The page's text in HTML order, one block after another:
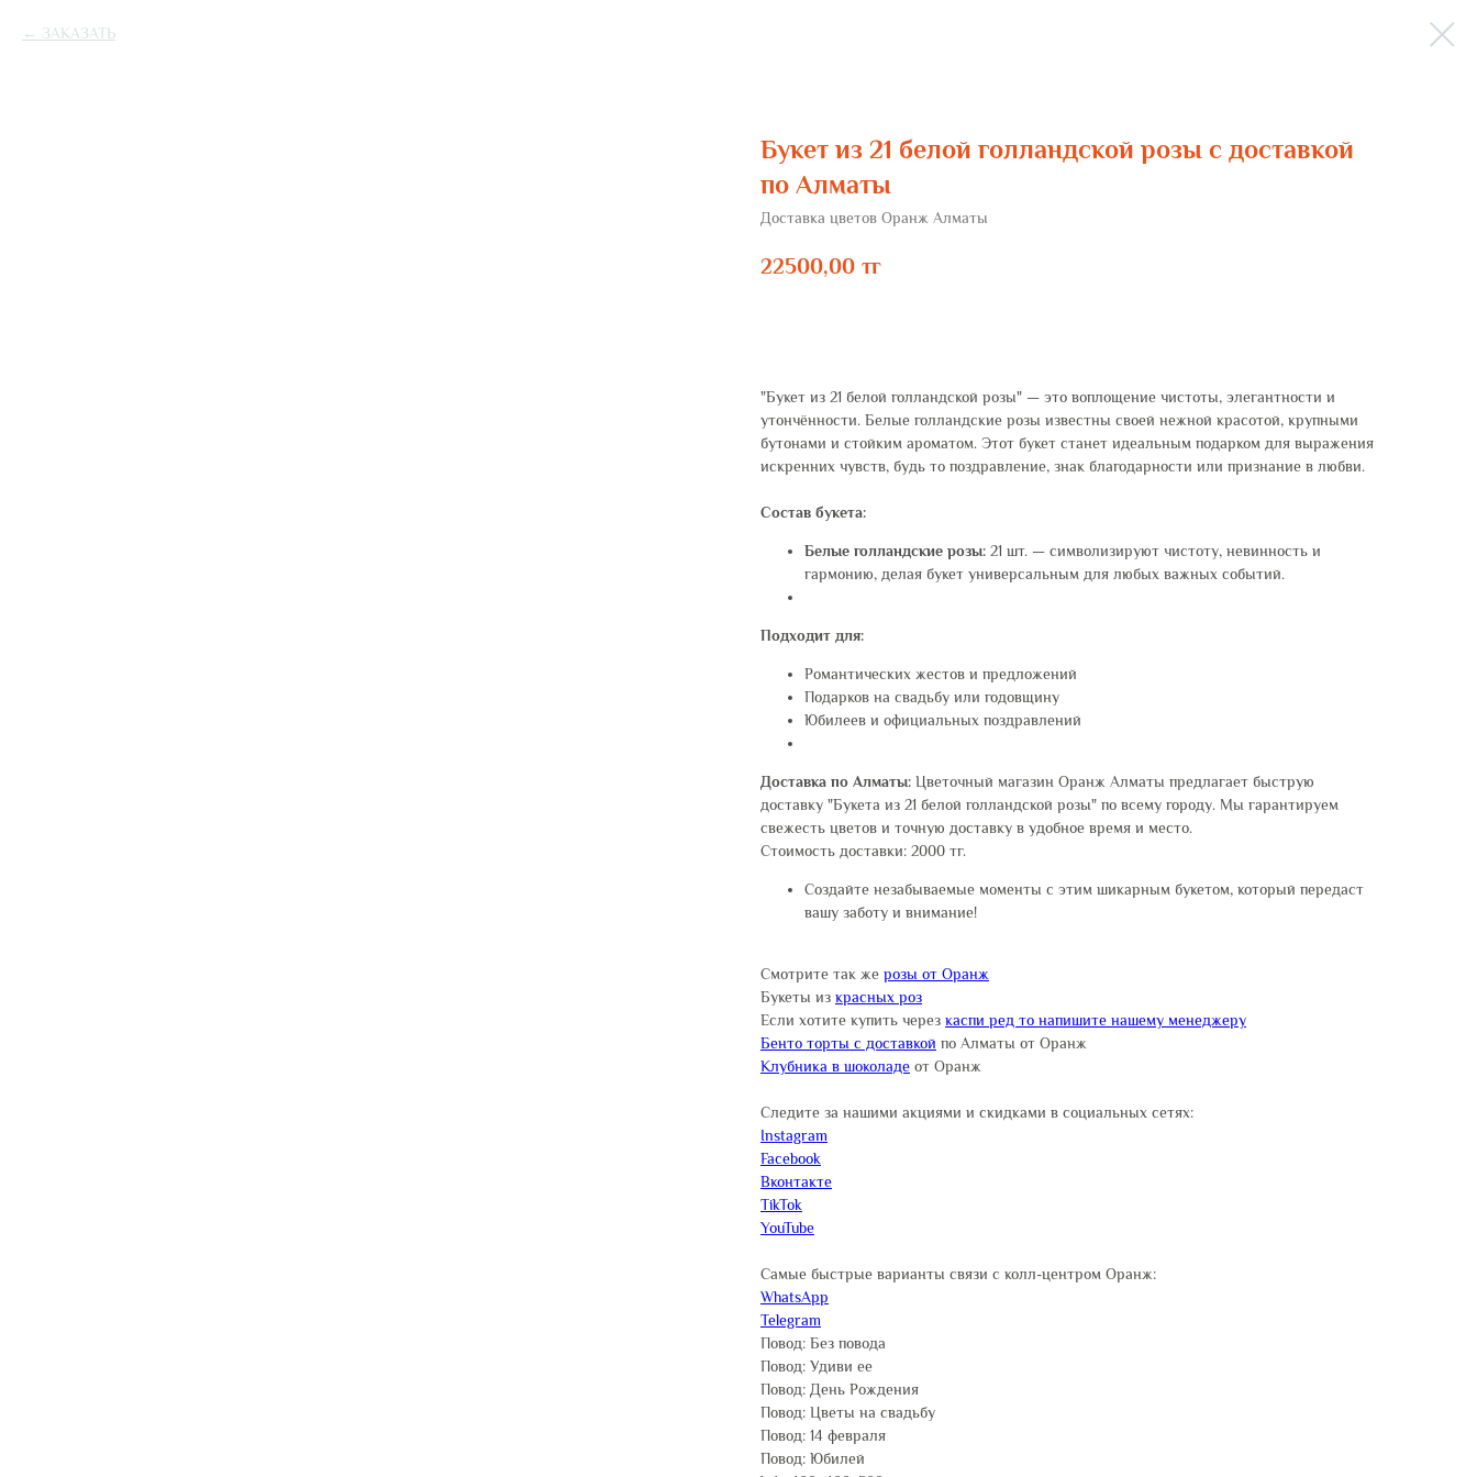
ЗАКАЗАТЬ
Букет из 21 белой голландской розы с доставкой
по Алматы
Доставка цветов Оранж Алматы
22500,00 тг
"Букет из 21 белой голландской розы" — это воплощение чистоты, элегантности и
утончённости. Белые голландские розы известны своей нежной красотой, крупными
бутонами и стойким ароматом. Этот букет станет идеальным подарком для выражения
искренних чувств, будь то поздравление, знак благодарности или признание в любви.
Состав букета:
Белые голландские розы: 21 шт. — символизируют чистоту, невинность и
гармонию, делая букет универсальным для любых важных событий.
Подходит для:
Романтических жестов и предложений
Подарков на свадьбу или годовщину
Юбилеев и официальных поздравлений
Доставка по Алматы: Цветочный магазин Оранж Алматы предлагает быструю
доставку "Букета из 21 белой голландской розы" по всему городу. Мы гарантируем
свежесть цветов и точную доставку в удобное время и место.
Стоимость доставки: 2000 тг.
Создайте незабываемые моменты с этим шикарным букетом, который передаст
вашу заботу и внимание!
Смотрите так же розы от Оранж
Букеты из красных роз
Если хотите купить через каспи ред то напишите нашему менеджеру
Бенто торты с доставкой по Алматы от Оранж
Клубника в шоколаде от Оранж
Следите за нашими акциями и скидками в социальных сетях:
Instagram
Facebook
Вконтакте
TikTok
YouTube
Самые быстрые варианты связи с колл-центром Оранж:
WhatsApp
Telegram
Повод: Без повода
Повод: Удиви ее
Повод: День Рождения
Повод: Цветы на свадьбу
Повод: 14 февраля
Повод: Юбилей